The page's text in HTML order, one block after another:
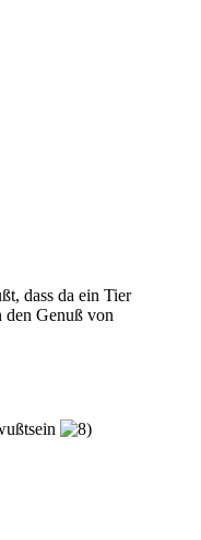
dass da ein Tier
den Genuß von